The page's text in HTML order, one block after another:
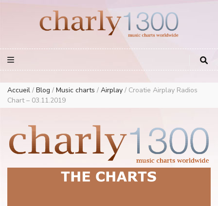
European Music Charts plus USA and Australia
Accueil / Blog / Music charts / Airplay / Croatie Airplay Radios
Chart – 03.11.2019